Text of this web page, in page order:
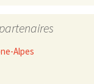
Alpes